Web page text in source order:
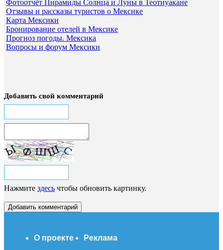
Фотоотчёт Пирамиды Солнца и Луны в Теотиуакане
Отзывы и рассказы туристов о Мексике
Карта Мексики
Бронирование отелей в Мексике
Прогноз погоды. Мексика
Вопросы и форум Мексики
Добавить свой комментарий
Нажмите здесь чтобы обновить картинку.
О проекте Реклама